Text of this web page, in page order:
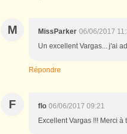
M MissParker 06/06/2017
Un excellent Vargas... j'ai
Répondre
F flo 06/06/2017 09:21
Excellent Vargas !!! Merci à